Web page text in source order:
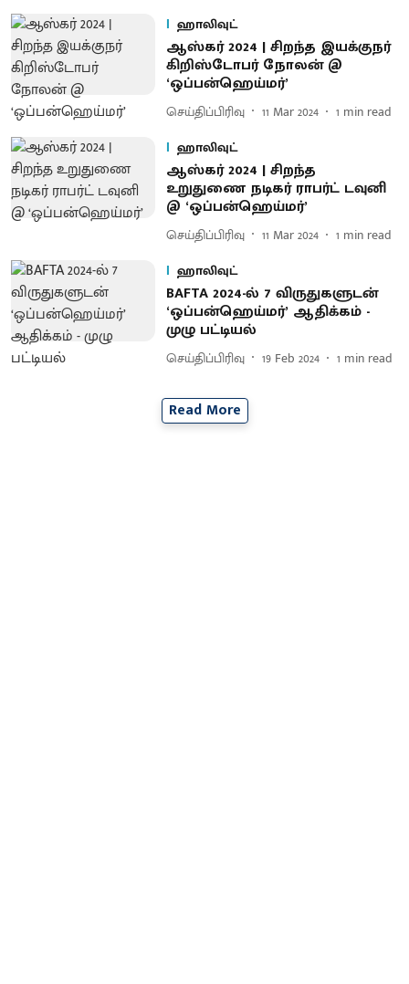
ஹாலிவுட்
ஆஸ்கர் 2024 | சிறந்த இயக்குநர்
கிறிஸ்டோபர் நோலன் @
‘ஒப்பன்ஹெய்மர்’
செய்திப்பிரிவு 11 Mar 2024 1 min read
ஹாலிவுட்
ஆஸ்கர் 2024 | சிறந்த
உறுதுணை நடிகர் ராபர்ட் டவுனி
@ ‘ஒப்பன்ஹெய்மர்’
செய்திப்பிரிவு 11 Mar 2024 1 min read
ஹாலிவுட்
BAFTA 2024-ல் 7 விருதுகளுடன்
‘ஒப்பன்ஹெய்மர்’ ஆதிக்கம் -
முழு பட்டியல்
செய்திப்பிரிவு 19 Feb 2024 1 min read
Read More